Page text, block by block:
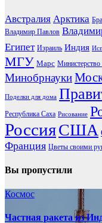
Австралия Арктика
Владимир Павлов
Египет Израиль Индия
МГУ Марс Министерство
Минобрнауки
Поделки для дома
Республика Саха Рисование
РоссияСША
Франция Цветы своими
Вы пропустили
Космос
Частная ракета из